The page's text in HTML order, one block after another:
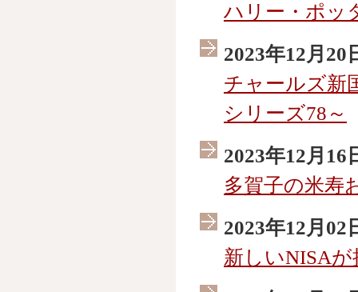
ハリー・ポッ
2023年12月20
チャールズ新
シリーズ78～
2023年12月16
多賀子の米寿
2023年12月02
新しいNISA